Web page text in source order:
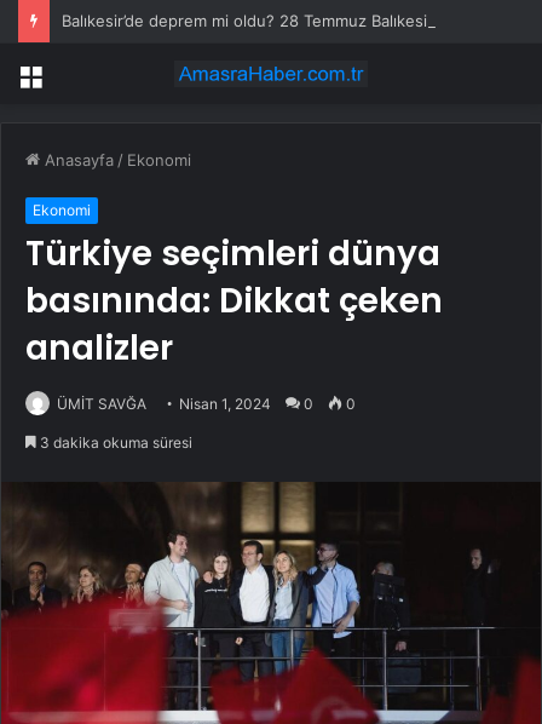
Menü
Anasayfa / Ekonomi
Ekonomi
Türkiye seçimleri dünya
basınında: Dikkat çeken
analizler
ÜMİT SAVĞA Nisan 1, 2024 0 0
3 dakika okuma süresi